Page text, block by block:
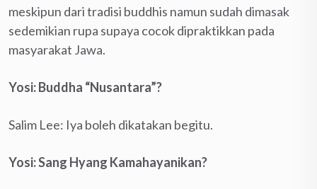
meskipun dari tradisi buddhis namun sudah dimasak
sedemikian rupa supaya cocok dipraktikkan pada
masyarakat Jawa.
Yosi: Buddha “Nusantara”?
Salim Lee: Iya boleh dikatakan begitu.
Yosi: Sang Hyang Kamahayanikan?